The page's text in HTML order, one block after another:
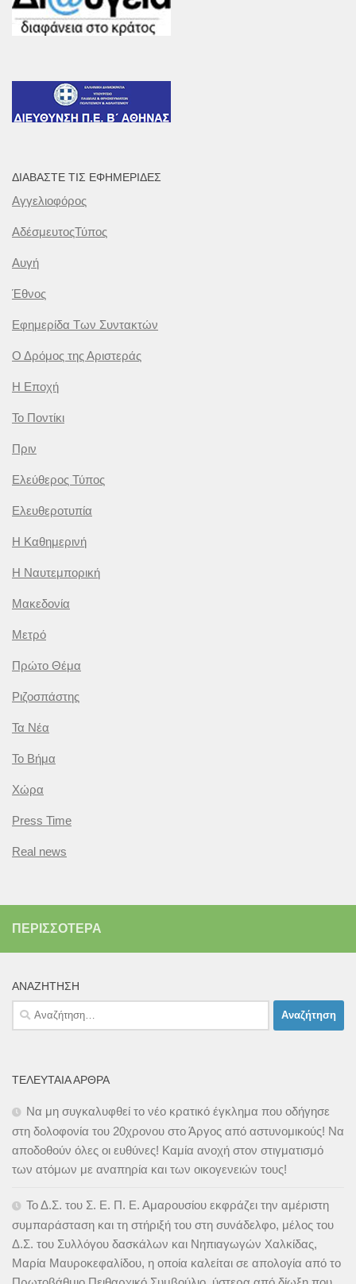
ΔΙΑΒΆΣΤΕ ΤΙΣ ΕΦΗΜΕΡΊΔΕΣ
Αγγελιοφόρος
ΑδέσμευτοςΤύπος
Αυγή
Έθνος
Εφημερίδα Των Συντακτών
Ο Δρόμος της Αριστεράς
Η Εποχή
Το Ποντίκι
Πριν
Ελεύθερος Τύπος
Ελευθεροτυπία
Η Καθημερινή
Η Ναυτεμπορική
Μακεδονία
Μετρό
Πρώτο Θέμα
Ριζοσπάστης
Τα Νέα
Το Βήμα
Χώρα
Press Time
Real news
ΠΕΡΙΣΣΌΤΕΡΑ
ΑΝΑΖΉΤΗΣΗ
Αναζήτηση
για:
ΤΕΛΕΥΤΑΊΑ ΆΡΘΡΑ
Να μη συγκαλυφθεί το νέο κρατικό έγκλημα που οδήγησε
στη δολοφονία του 20χρονου στο Άργος από αστυνομικούς! Να
αποδοθούν όλες οι ευθύνες! Καμία ανοχή στον στιγματισμό
των ατόμων με αναπηρία και των οικογενειών τους!
Το Δ.Σ. του Σ. Ε. Π. Ε. Αμαρουσίου εκφράζει την αμέριστη
συμπαράσταση και τη στήριξή του στη συνάδελφο, μέλος του
Δ.Σ. του Συλλόγου δασκάλων και Νηπιαγωγών Χαλκίδας,
Μαρία Μαυροκεφαλίδου, η οποία καλείται σε απολογία από το